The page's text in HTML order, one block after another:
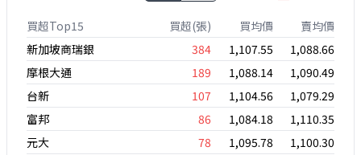
買超Top15 買超(張) 買均價
賣均價
新加坡商瑞銀
384 1,107.55
1,088.66
摩根大通
189 1,088.14
1,090.49
台新
107 1,104.56
1,079.29
富邦
86 1,084.18
1,110.35
元大
78 1,095.78
1,100.30